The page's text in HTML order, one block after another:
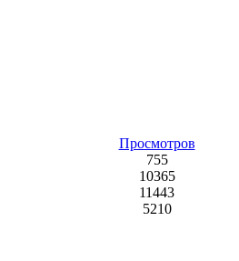
Просмотров
755
10365
11443
5210